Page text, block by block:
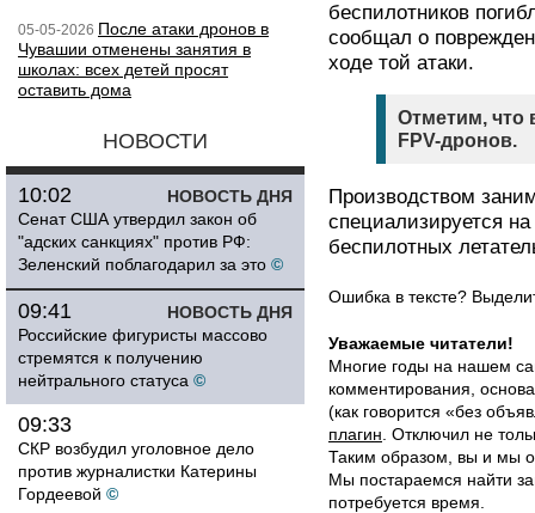
05-05-2026 После атаки дронов в
Чувашии отменены занятия в
школах: всех детей просят
оставить дома
НОВОСТИ
НОВОСТЬ ДНЯ
10:02
Сенат США утвердил закон об
"адских санкциях" против РФ:
Зеленский поблагодарил за это ©
НОВОСТЬ ДНЯ
09:41
Российские фигуристы массово
стремятся к получению
нейтрального статуса ©
09:33
СКР возбудил уголовное дело
против журналистки Катерины
Гордеевой ©
беспилотников
сообщал о
ходе той атаки.
Отметим, что
FPV-дронов.
Производством
специализируется
беспилотных
Ошибка в тексте?
Уважаемые читатели!
Многие годы на нашем
комментирования,
(как говорится «без
плагин . Отключил не
Таким образом, вы и мы
Мы постараемся найти
потребуется время.